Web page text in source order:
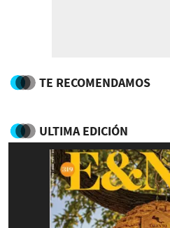
TE RECOMENDAMOS
ULTIMA EDICIÓN